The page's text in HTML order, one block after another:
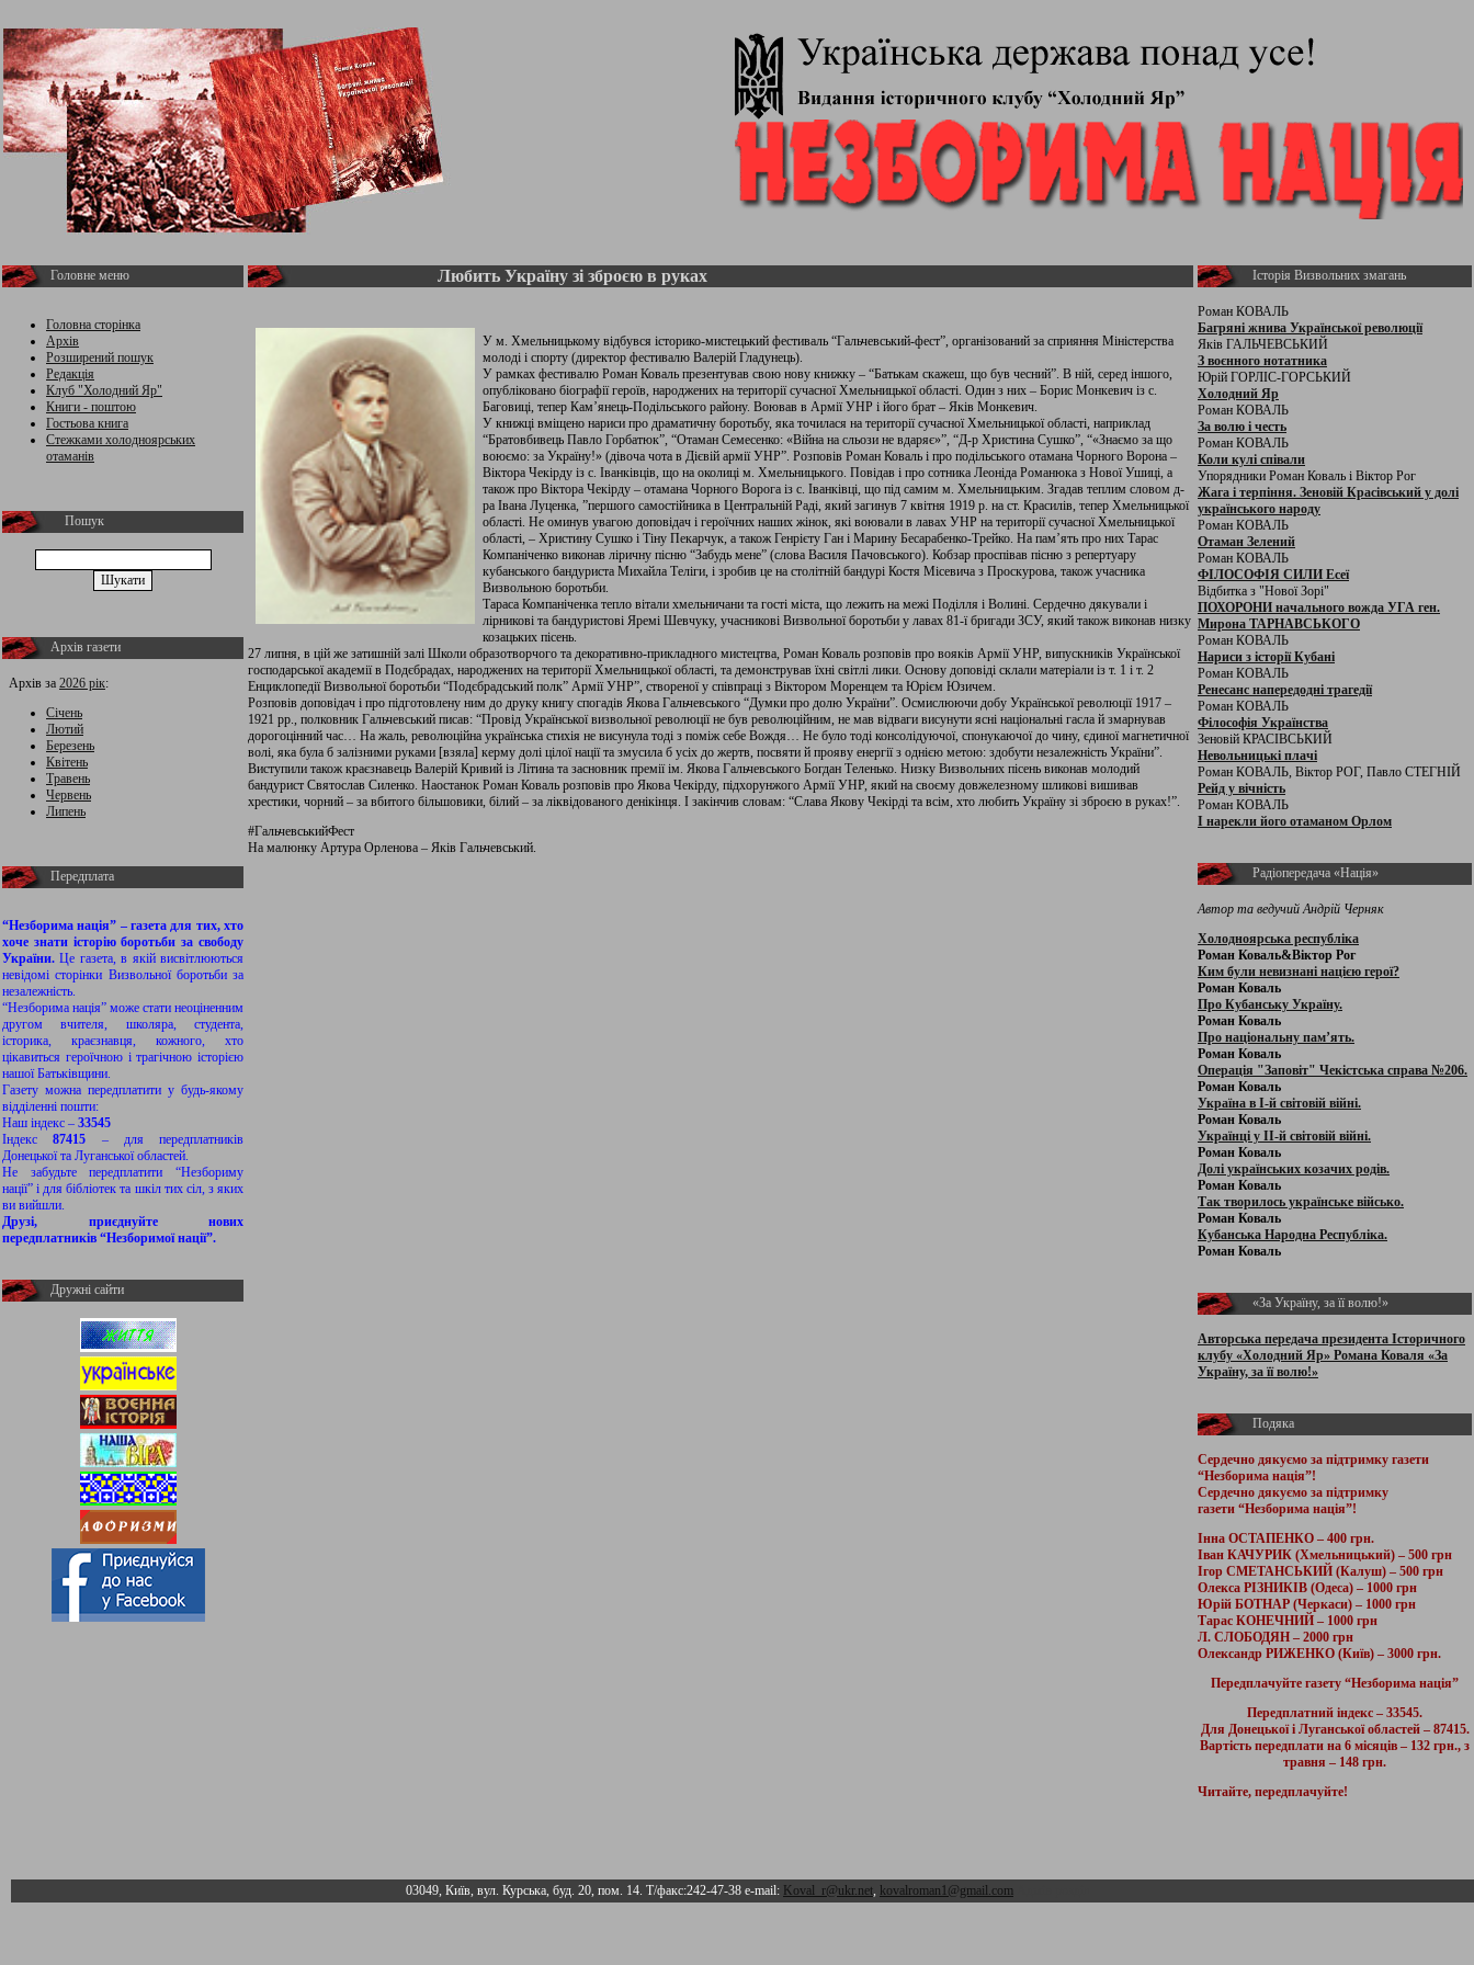
Головне меню
Головна сторінка
Архів
Розширений пошук
Редакція
Клуб "Холодний Яр"
Книги - поштою
Гостьова книга
Стежками холодноярських
отаманів
Пошук
Архів газети
Архів за 2026 рік:
Січень
Лютий
Березень
Квітень
Травень
Червень
Липень
Передплата
“Незборима нація” – газета для тих, хто
хоче знати історію боротьби за свободу
України.Це газета, в якій висвітлюються
невідомі сторінки Визвольної боротьби за
незалежність.
“Незборима нація” може стати неоціненним
другом вчителя, школяра, студента,
історика, краєзнавця, кожного, хто
цікавиться героїчною і трагічною історією
нашої Батьківщини.
Газету можна передплатити у будь-якому
відділенні пошти:
Наш індекс – 33545
Індекс87415 – для передплатників
Донецької та Луганської областей.
Не забудьте передплатити “Незбориму
нації” і для бібліотек та шкіл тих сіл, з яких
ви вийшли.
Друзі, приєднуйте нових
передплатників “Незборимої нації”.
Дружні сайти
Любить Україну зі зброєю в руках
У м. Хмельницькому відбувся історико-мистецький фестиваль “Гальчевський-фест”, організований за сприяння Міністерства
молоді і спорту (директор фестивалю Валерій Гладунець).
У рамках фестивалю Роман Коваль презентував свою нову книжку – “Батькам скажеш, що був чесний”. В ній, серед іншого,
опубліковано біографії героїв, народжених на території сучасної Хмельницької області. Один з них – Борис Монкевич із с.
Баговиці, тепер Кам’янець-Подільського району. Воював в Армії УНР і його брат – Яків Монкевич.
У книжці вміщено нариси про драматичну боротьбу, яка точилася на території сучасної Хмельницької області, наприклад
“Братовбивець Павло Горбатюк”, “Отаман Семесенко: «Війна на сльози не вдаряє»”, “Д-р Христина Сушко”, “«Знаємо за що
воюємо: за Україну!» (дівоча чота в Дієвій армії УНР”. Розповів Роман Коваль і про подільського отамана Чорного Ворона –
Віктора Чекірду із с. Іванківців, що на околиці м. Хмельницького. Повідав і про сотника Леоніда Романюка з Нової Ушиці, а
також про Віктора Чекірду – отамана Чорного Ворога із с. Іванківці, що під самим м. Хмельницьким. Згадав теплим словом д-
ра Івана Луценка, ”першого самостійника в Центральній Раді, який загинув 7 квітня 1919 р. на ст. Красилів, тепер Хмельницької
області. Не оминув увагою доповідач і героїчних наших жінок, які воювали в лавах УНР на території сучасної Хмельницької
області, – Христину Сушко і Тіну Пекарчук, а також Генрієту Ган і Марину Бесарабенко-Трейко. На пам’ять про них Тарас
Компаніченко виконав ліричну пісню “Забудь мене” (слова Василя Пачовського). Кобзар проспівав пісню з репертуару
кубанського бандуриста Михайла Теліги, і зробив це на столітній бандурі Костя Місевича з Проскурова, також учасника
Визвольною боротьби.
Тараса Компаніченка тепло вітали хмельничани та гості міста, що лежить на межі Поділля і Волині. Сердечно дякували і
лірникові та бандуристові Яремі Шевчуку, учасникові Визвольної боротьби у лавах 81-ї бригади ЗСУ, який також виконав низку
козацьких пісень.
27 липня, в цій же затишній залі Школи образотворчого та декоративно-прикладного мистецтва, Роман Коваль розповів про вояків Армії УНР, випускників Української
господарської академії в Подєбрадах, народжених на території Хмельницької області, та демонстрував їхні світлі лики. Основу доповіді склали матеріали із т. 1 і т. 2
Енциклопедії Визвольної боротьби “Подєбрадський полк” Армії УНР”, створеної у співпраці з Віктором Моренцем та Юрієм Юзичем.
Розповів доповідач і про підготовлену ним до друку книгу спогадів Якова Гальчевського “Думки про долю України”. Осмислюючи добу Української революції 1917 –
1921 рр., полковник Гальчевський писав: “Провід Української визвольної революції не був революційним, не мав відваги висунути ясні національні гасла й змарнував
дорогоцінний час… На жаль, революційна українська стихія не висунула тоді з поміж себе Вождя… Не було тоді консолідуючої, спонукаючої до чину, єдиної магнетичної
волі, яка була б залізними руками [взяла] керму долі цілої нації та змусила б усіх до жертв, посвяти й прояву енергії з однією метою: здобути незалежність України”.
Виступили також краєзнавець Валерій Кривий із Літина та засновник премії ім. Якова Гальчевського Богдан Теленько. Низку Визвольних пісень виконав молодий
бандурист Святослав Силенко. Наостанок Роман Коваль розповів про Якова Чекірду, підхорунжого Армії УНР, який на своєму довжелезному шликові вишивав
хрестики, чорний – за вбитого більшовики, білий – за ліквідованого денікінця. І закінчив словам: “Слава Якову Чекірді та всім, хто любить Україну зі зброєю в руках!”.
#ГальчевськийФест
На малюнку Артура Орленова – Яків Гальчевський.
Історія Визвольних змагань
Роман КОВАЛЬ
Багряні жнива Української революції
Яків ГАЛЬЧЕВСЬКИЙ
З воєнного нотатника
Юрій ГОРЛІС-ГОРСЬКИЙ
Холодний Яр
Роман КОВАЛЬ
За волю і честь
Роман КОВАЛЬ
Коли кулі співали
Упорядники Роман Коваль і Віктор Рог
Жага і терпіння. Зеновій Красівський у долі
українського народу
Роман КОВАЛЬ
Отаман Зелений
Роман КОВАЛЬ
ФІЛОСОФІЯ СИЛИ Есеї
Відбитка з "Нової Зорі"
ПОХОРОНИ начального вожда УГА ген.
Мирона ТАРНАВСЬКОГО
Роман КОВАЛЬ
Нариси з історії Кубані
Роман КОВАЛЬ
Ренесанс напередодні трагедії
Роман КОВАЛЬ
Філософія Українства
Зеновій КРАСІВСЬКИЙ
Невольницькі плачі
Роман КОВАЛЬ, Віктор РОГ, Павло СТЕГНІЙ
Рейд у вічність
Роман КОВАЛЬ
І нарекли його отаманом Орлом
Радіопередача «Нація»
Автор та ведучий Андрій Черняк
Холодноярська республіка
Роман Коваль&Віктор Рог
Ким були невизнані нацією герої?
Роман Коваль
Про Кубанську Україну.
Роман Коваль
Про національну пам’ять.
Роман Коваль
Операція "Заповіт" Чекістська справа №206.
Роман Коваль
Україна в І-й світовій війні.
Роман Коваль
Українці у ІІ-й світовій війні.
Роман Коваль
Долі українських козачих родів.
Роман Коваль
Так творилось українське військо.
Роман Коваль
Кубанська Народна Республіка.
Роман Коваль
«За Україну, за її волю!»
Авторська передача президента Історичного
клубу «Холодний Яр» Романа Коваля «За
Україну, за її волю!»
Подяка
Сердечно дякуємо за підтримку газети
“Незборима нація”!
Сердечно дякуємо за підтримку
газети “Незборима нація”!
Інна ОСТАПЕНКО – 400 грн.
Іван КАЧУРИК (Хмельницький) – 500 грн
Ігор СМЕТАНСЬКИЙ (Калуш) – 500 грн
Олекса РІЗНИКІВ (Одеса) – 1000 грн
Юрій БОТНАР (Черкаси) – 1000 грн
Тарас КОНЕЧНИЙ – 1000 грн
Л. СЛОБОДЯН – 2000 грн
Олександр РИЖЕНКО (Київ) – 3000 грн.
Передплачуйте газету “Незборима нація”
Передплатний індекс – 33545.
Для Донецької і Луганської областей – 87415.
Вартість передплати на 6 місяців – 132 грн., з
травня – 148 грн.
Читайте, передплачуйте!
03049, Київ, вул. Курська, буд. 20, пом. 14. Т/факс:242-47-38 e-mail: Koval_r@ukr.net, kovalroman1@gmail.com